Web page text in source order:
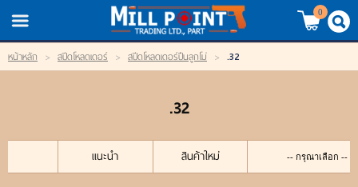
TH/EN
LOGIN REGISTER
0
หน้าหลัก > สปีดโหลดเดอร์ > สปีดโหลดเดอร์ปืนลูกโม่ > .32
.32
แนะนำ สินค้าใหม่